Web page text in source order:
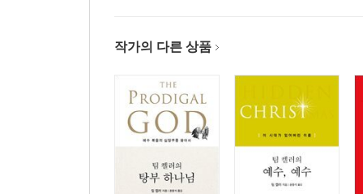
7. 죄는 나병이다 Ⅱ
: 세속의 방식으로 근본적 답을 찾는 미련한 갈구
8. 죄는 예속이다
: 자발적으로 자유를 마다하는 탐욕의 악순환
작가의 다른 상품